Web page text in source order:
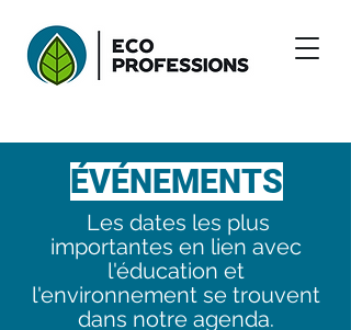
ÉVÉNEMENTS
Les dates les plus
importantes en lien avec
l'éducation et
l'environnement se trouvent
dans notre agenda.